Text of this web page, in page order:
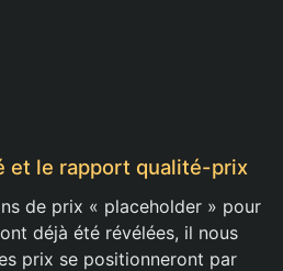
et le rapport qualité-prix
de prix « placeholder » pour
déjà été révélées, il nous
prix se positionneront par